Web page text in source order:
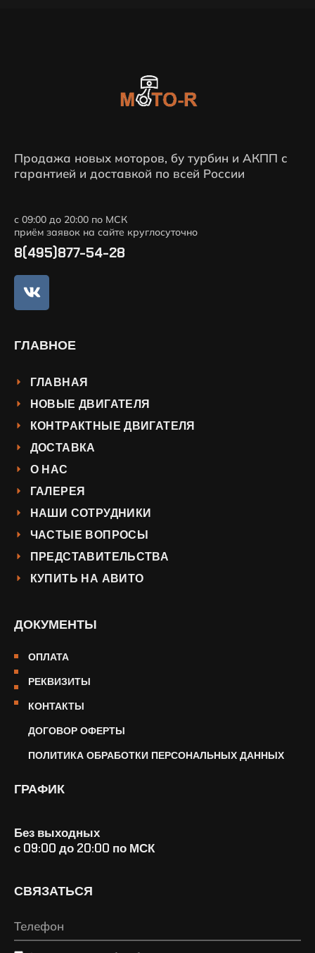
Продажа новых моторов, бу турбин и АКПП с
гарантией и доставкой по всей России
с 09:00 до 20:00 по МСК
приём заявок на сайте круглосуточно
8(495)877-54-28
ГЛАВНОЕ
ГЛАВНАЯ
НОВЫЕ ДВИГАТЕЛЯ
КОНТРАКТНЫЕ ДВИГАТЕЛЯ
ДОСТАВКА
О НАС
ГАЛЕРЕЯ
НАШИ СОТРУДНИКИ
ЧАСТЫЕ ВОПРОСЫ
ПРЕДСТАВИТЕЛЬСТВА
КУПИТЬ НА АВИТО
ДОКУМЕНТЫ
ОПЛАТА
РЕКВИЗИТЫ
КОНТАКТЫ
ДОГОВОР ОФЕРТЫ
ПОЛИТИКА ОБРАБОТКИ ПЕРСОНАЛЬНЫХ ДАННЫХ
ГРАФИК
Без выходных
с 09:00 до 20:00 по МСК
СВЯЗАТЬСЯ